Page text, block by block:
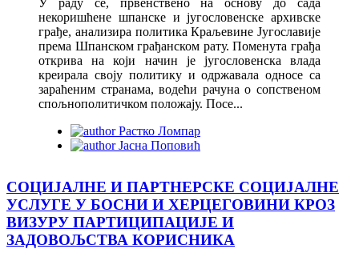
У раду се, првенствено на основу до сада
некоришћене шпанске и југословенске архивске
грађе, анализира политика Краљевине Југославије
према Шпанском грађанском рату. Поменута грађа
открива на који начин је југословенска влада
креирала своју политику и одржавала односе са
зараћеним странама, водећи рачуна о сопственом
спољнополитичком положају. Посе...
Растко Ломпар
Јасна Поповић
СОЦИЈАЛНЕ И ПАРТНЕРСКЕ СОЦИЈАЛНЕ
УСЛУГЕ У БОСНИ И ХЕРЦЕГОВИНИ КРОЗ
ВИЗУРУ ПАРТИЦИПАЦИЈЕ И
ЗАДОВОЉСТВА КОРИСНИКА